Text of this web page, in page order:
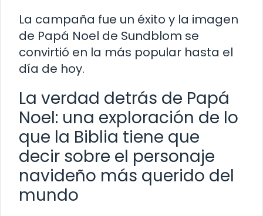
La campaña fue un éxito y la imagen
de Papá Noel de Sundblom se
convirtió en la más popular hasta el
día de hoy.
La verdad detrás de Papá
Noel: una exploración de lo
que la Biblia tiene que
decir sobre el personaje
navideño más querido del
mundo